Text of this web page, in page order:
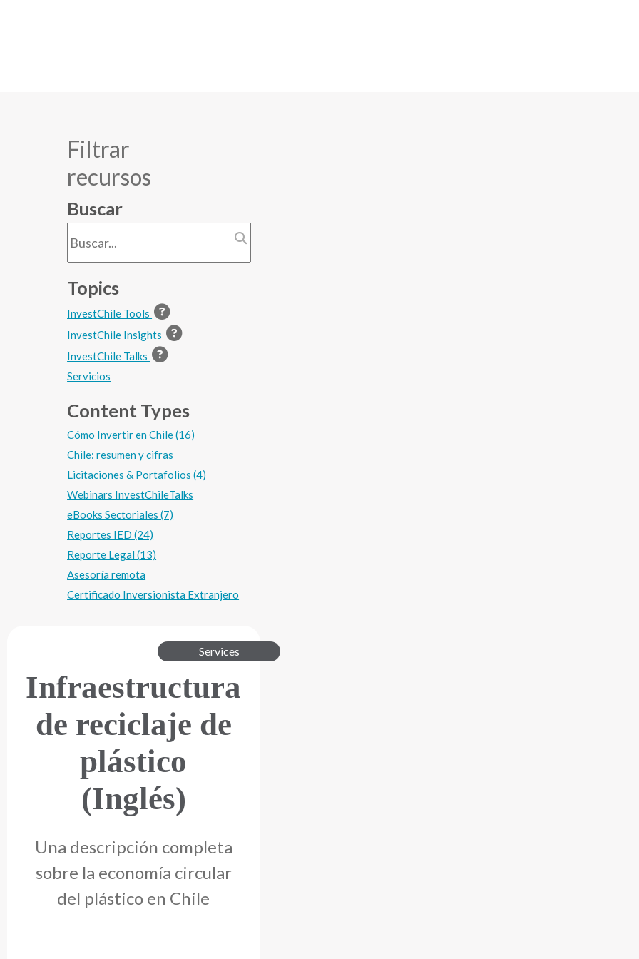
Filtrar
recursos
Buscar
Topics
InvestChile Tools
InvestChile Insights
InvestChile Talks
Servicios
Content Types
Cómo Invertir en Chile (16)
Chile: resumen y cifras
Licitaciones & Portafolios (4)
Webinars InvestChileTalks
eBooks Sectoriales (7)
Reportes IED (24)
Reporte Legal (13)
Asesoría remota
Certificado Inversionista Extranjero
Services
Infraestructura
de reciclaje de
plástico
(Inglés)
Una descripción completa
sobre la economía circular
del plástico en Chile